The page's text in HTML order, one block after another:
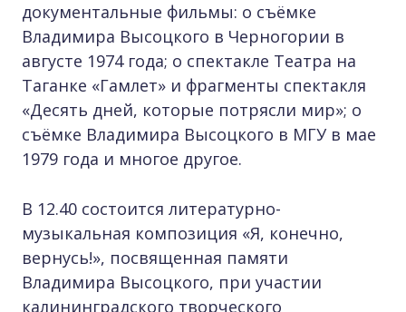
документальные фильмы: о съёмке
Владимира Высоцкого в Черногории в
августе 1974 года; о спектакле Театра на
Таганке «Гамлет» и фрагменты спектакля
«Десять дней, которые потрясли мир»; о
съёмке Владимира Высоцкого в МГУ в мае
1979 года и многое другое.
В 12.40 состоится литературно-
музыкальная композиция «Я, конечно,
вернусь!», посвященная памяти
Владимира Высоцкого, при участии
калининградского творческого